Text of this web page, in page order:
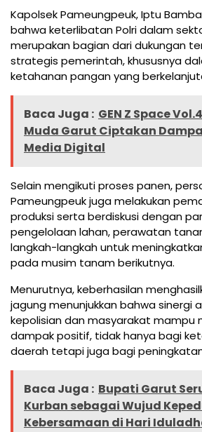
Kapolsek Pameungpeuk, Iptu
bahwa keterlibatan Polri dalam
merupakan bagian dari dukungan
strategis pemerintah, khususnya
ketahanan pangan yang
Baca Juga : GEN Z Space
Muda Garut Ciptakan
Media Digital
Selain mengikuti proses panen,
Pameungpeuk juga melakukan
produksi serta berdiskusi dengan
pengelolaan lahan, perawatan
langkah-langkah untuk
pada musim tanam berikutnya.
Menurutnya, keberhasilan
jagung menunjukkan bahwa sinergi
kepolisian dan masyarakat mampu
dampak positif, tidak hanya bagi
daerah tetapi juga bagi
Baca Juga : Bupati Garut
Kurban sebagai Wujud
Kebersamaan di Hari